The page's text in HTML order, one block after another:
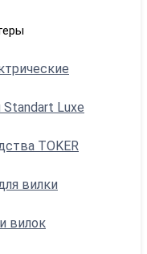
Luxe
TOKER
вилки
вилок